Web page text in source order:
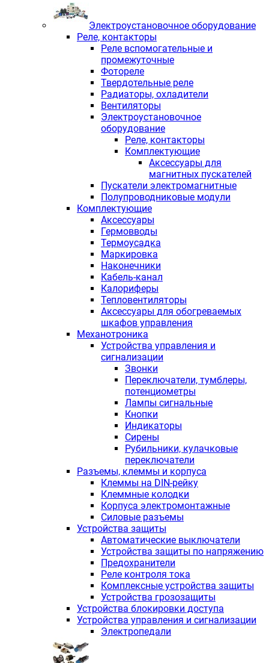
Электроустановочное оборудование
Реле, контакторы
Реле вспомогательные и
промежуточные
Фотореле
Твердотельные реле
Радиаторы, охладители
Вентиляторы
Электроустановочное
оборудование
Реле, контакторы
Комплектующие
Аксессуары для
магнитных пускателей
Пускатели электромагнитные
Полупроводниковые модули
Комплектующие
Аксессуары
Гермовводы
Термоусадка
Маркировка
Наконечники
Кабель-канал
Калориферы
Тепловентиляторы
Аксессуары для обогреваемых
шкафов управления
Механотроника
Устройства управления и
сигнализации
Звонки
Переключатели, тумблеры,
потенциометры
Лампы сигнальные
Кнопки
Индикаторы
Сирены
Рубильники, кулачковые
переключатели
Разъемы, клеммы и корпуса
Клеммы на DIN-рейку
Клеммные колодки
Корпуса электромонтажные
Силовые разъемы
Устройства защиты
Автоматические выключатели
Устройства защиты по напряжению
Предохранители
Реле контроля тока
Комплексные устройства защиты
Устройства грозозащиты
Устройства блокировки доступа
Устройства управления и сигнализации
Электропедали